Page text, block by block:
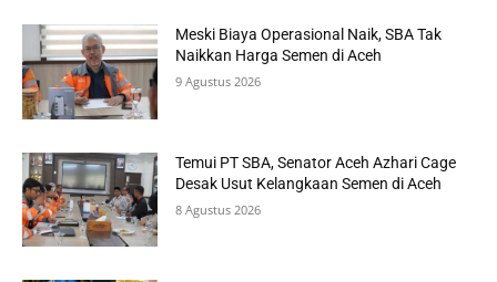
Meski Biaya Operasional Naik, SBA Tak
Naikkan Harga Semen di Aceh
9 Agustus 2026
Temui PT SBA, Senator Aceh Azhari Cage
Desak Usut Kelangkaan Semen di Aceh
8 Agustus 2026